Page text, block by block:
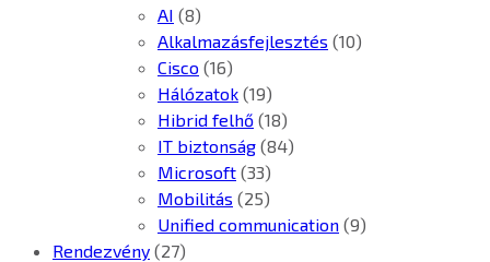
AI (8)
Alkalmazásfejlesztés (10)
Cisco (16)
Hálózatok (19)
Hibrid felhő (18)
IT biztonság (84)
Microsoft (33)
Mobilitás (25)
Unified communication (9)
Rendezvény (27)